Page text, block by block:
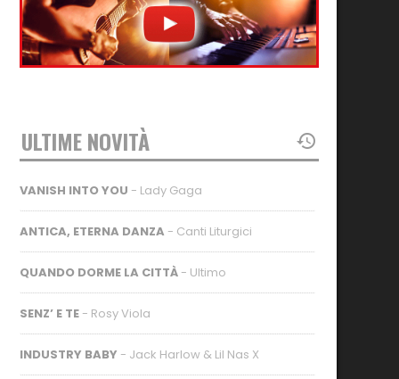
ULTIME NOVITÀ
VANISH INTO YOU - Lady Gaga
ANTICA, ETERNA DANZA - Canti Liturgici
QUANDO DORME LA CITTÀ - Ultimo
SENZ’ E TE - Rosy Viola
INDUSTRY BABY - Jack Harlow & Lil Nas X